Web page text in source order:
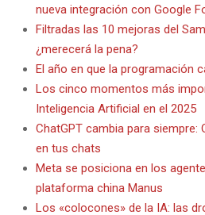
nueva integración con Google
Filtradas las 10 mejoras del
¿merecerá la pena?
El año en que la programación
Los cinco momentos más
Inteligencia Artificial en el 2025
ChatGPT cambia para siempre:
en tus chats
Meta se posiciona en los
plataforma china Manus
Los «colocones» de la IA: las